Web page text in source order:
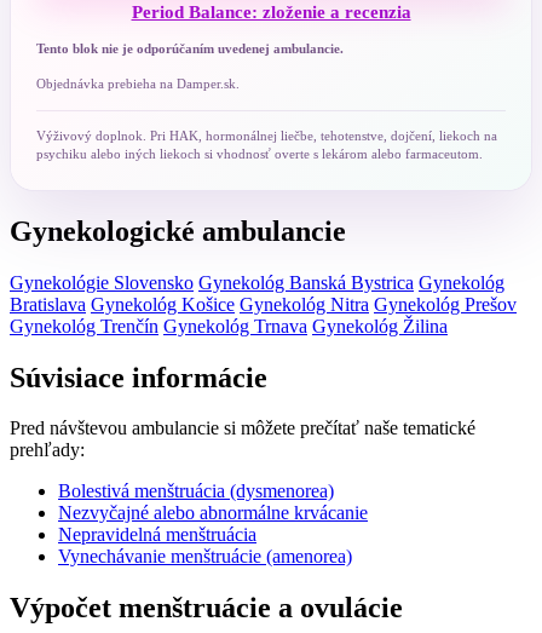
Period Balance: zloženie a recenzia
Tento blok nie je odporúčaním uvedenej ambulancie.
Objednávka prebieha na Damper.sk.
Výživový doplnok. Pri HAK, hormonálnej liečbe, tehotenstve, dojčení, liekoch na
psychiku alebo iných liekoch si vhodnosť overte s lekárom alebo farmaceutom.
Gynekologické ambulancie
Gynekológie Slovensko Gynekológ Banská Bystrica Gynekológ
Bratislava Gynekológ Košice Gynekológ Nitra Gynekológ Prešov
Gynekológ Trenčín Gynekológ Trnava Gynekológ Žilina
Súvisiace informácie
Pred návštevou ambulancie si môžete prečítať naše tematické
prehľady:
Bolestivá menštruácia (dysmenorea)
Nezvyčajné alebo abnormálne krvácanie
Nepravidelná menštruácia
Vynechávanie menštruácie (amenorea)
Výpočet menštruácie a ovulácie